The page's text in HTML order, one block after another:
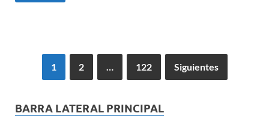
1 2 122 Siguientes
BARRA LATERAL PRINCIPAL